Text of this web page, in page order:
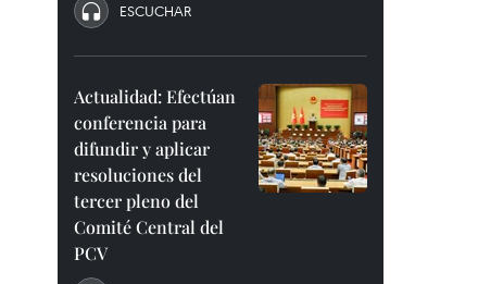
ESCUCHAR
Actualidad: Efectúan
conferencia para
difundir y aplicar
resoluciones del
tercer pleno del
Comité Central del
PCV